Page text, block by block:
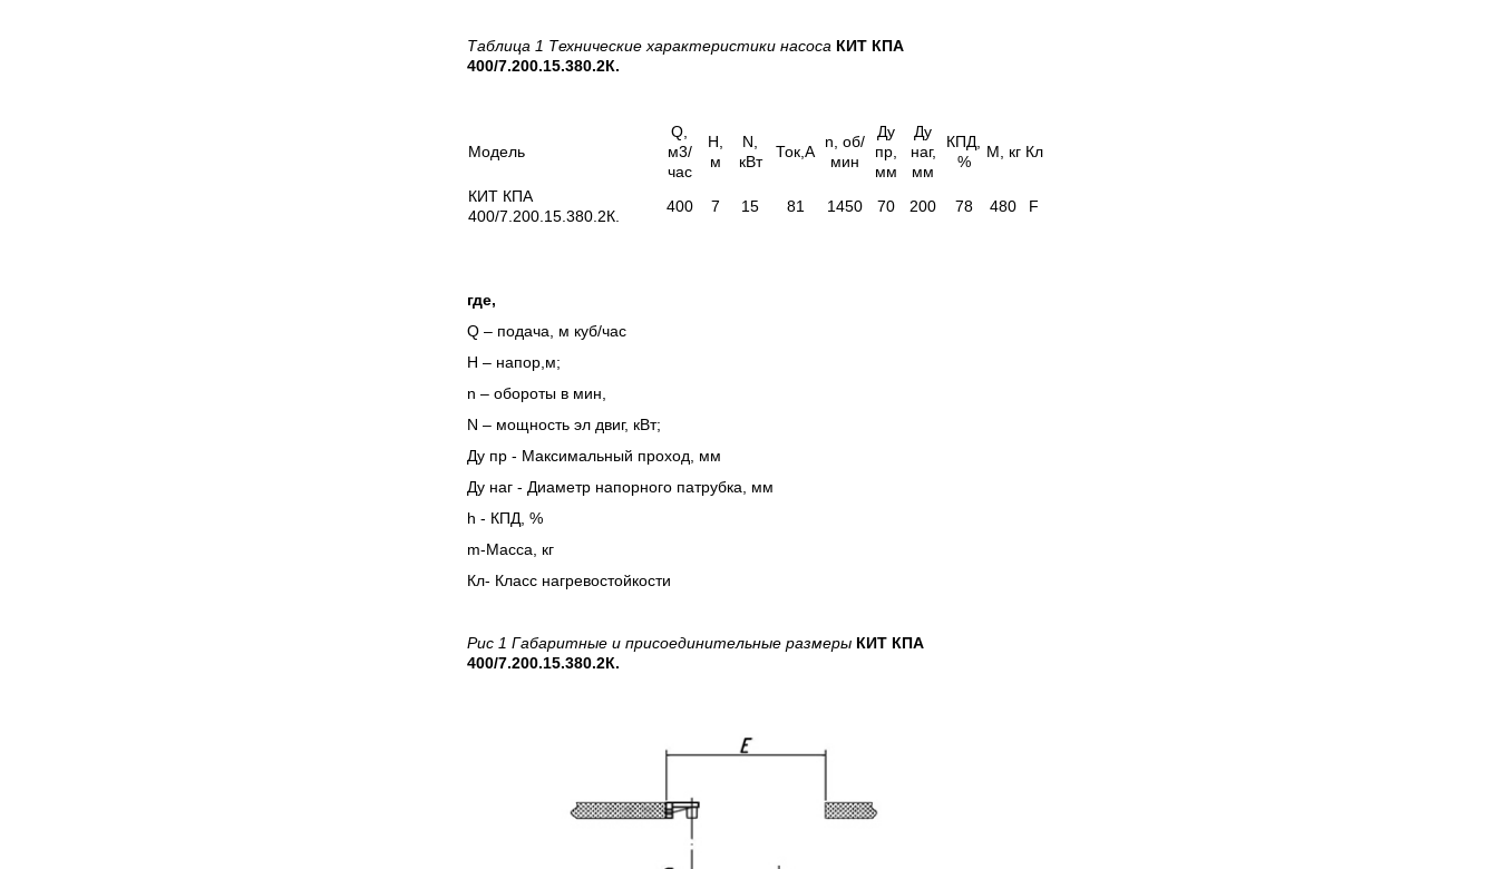
Таблица 1 Технические характеристики насоса КИТ КПА
400/7.200.15.380.2К.
Модель
Q,
м3/
час
H,
м
N,
кВт
Ток,А
n, об/
мин
Ду
пр,
мм
Ду
наг,
мм
КПД,
%
M, кг Кл
КИТ КПА
400/7.200.15.380.2К.
400 7 15 81 1450 70 200 78 480 F
где,
Q – подача, м куб/час
H – напор,м;
n – обороты в мин,
N – мощность эл двиг, кВт;
Ду пр - Максимальный проход, мм
Ду наг - Диаметр напорного патрубка, мм
h - КПД, %
m-Масса, кг
Кл- Класс нагревостойкости
Рис 1 Габаритные и присоединительные размеры КИТ КПА
400/7.200.15.380.2К.